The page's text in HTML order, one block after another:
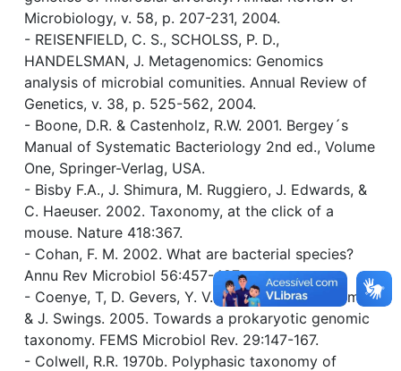
Microbiology, v. 58, p. 207-231, 2004.
- REISENFIELD, C. S., SCHOLSS, P. D.,
HANDELSMAN, J. Metagenomics: Genomics
analysis of microbial comunities. Annual Review of
Genetics, v. 38, p. 525-562, 2004.
- Boone, D.R. & Castenholz, R.W. 2001. Bergey´s
Manual of Systematic Bacteriology 2nd ed., Volume
One, Springer-Verlag, USA.
- Bisby F.A., J. Shimura, M. Ruggiero, J. Edwards, &
C. Haeuser. 2002. Taxonomy, at the click of a
mouse. Nature 418:367.
- Cohan, F. M. 2002. What are bacterial species?
Annu Rev Microbiol 56:457-487.
- Coenye, T, D. Gevers, Y. V. de Peer, P. Vandamme,
& J. Swings. 2005. Towards a prokaryotic genomic
taxonomy. FEMS Microbiol Rev. 29:147-167.
- Colwell, R.R. 1970b. Polyphasic taxonomy of